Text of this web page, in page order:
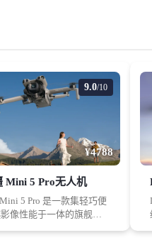
的速度向前飞行至电量耗尽并强
度的差异，请以实际体验为准。
测得。具体测试条件为：海平
24fps、关闭录像模式并飞
有不同程度的差异，请以实际体
：在等效海平面/无风环境下，
9.0/10
¥4788
Mini 5 Pro无人机
5 Pro 是一款集轻巧便
像性能于一体的旗舰级